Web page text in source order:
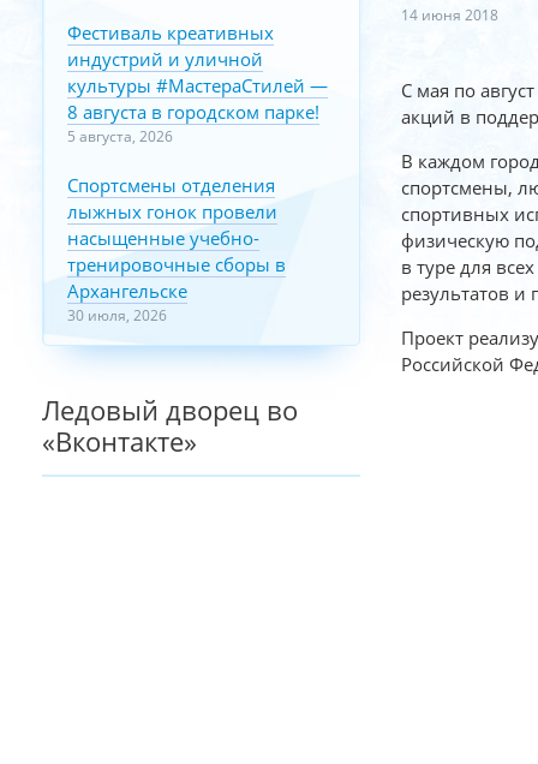
14 июня 2018
С мая по
акций в
В каждом
спортсмены,
спортивных
физическую
в туре для
результатов и
Проект
Российской
Фестиваль креативных
индустрий и уличной
культуры #МастераСтилей —
8 августа в городском парке!
5 августа, 2026
Спортсмены отделения
лыжных гонок провели
насыщенные учебно-
тренировочные сборы в
Архангельске
30 июля, 2026
Ледовый дворец во
«Вконтакте»